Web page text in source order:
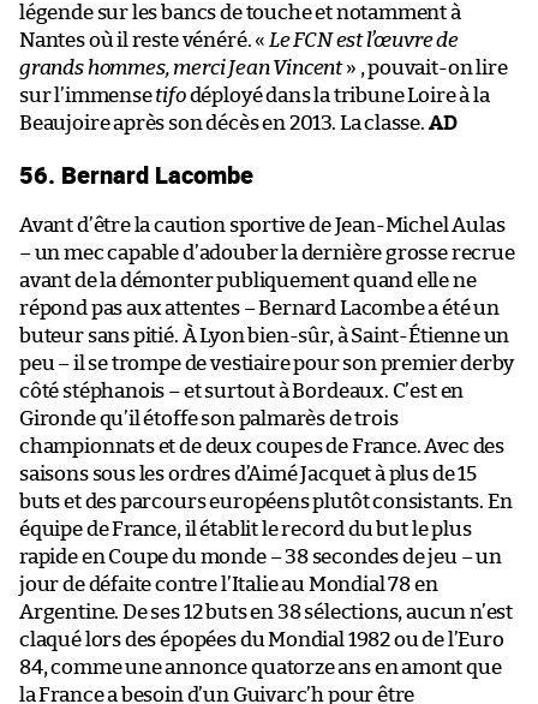
légende sur les bancs de touche et notamment à
Nantes où il reste vénéré. « Le FCN est l’œuvre de
grands hommes, merci Jean Vincent» , pouvait-on lire
sur l’immensetifodéployé dans la tribune Loire à la
Beaujoire après son décès en 2013. La classe. AD
56. Bernard Lacombe
Avant d’être la caution sportive de Jean-Michel Aulas
– un mec capable d’adouber la dernière grosse recrue
avant de la démonter publiquement quand elle ne
répond pas aux attentes – Bernard Lacombe a été un
buteur sans pitié. À Lyon bien-sûr, à Saint-Étienne un
peu – il se trompe de vestiaire pour son premier derby
côté stéphanois – et surtout à Bordeaux. C’est en
Gironde qu’il étoffe son palmarès de trois
championnats et de deux coupes de France. Avec des
saisons sous les ordres d’Aimé Jacquet à plus de 15
buts et des parcours européens plutôt consistants. En
équipe de France, il établit le record du but le plus
rapide en Coupe du monde – 38 secondes de jeu – un
jour de défaite contre l’Italie au Mondial 78 en
Argentine. De ses 12 buts en 38 sélections, aucun n’est
claqué lors des épopées du Mondial 1982 ou de l’Euro
84, comme une annonce quatorze ans en amont que
la France a besoin d’un Guivarc’h pour être